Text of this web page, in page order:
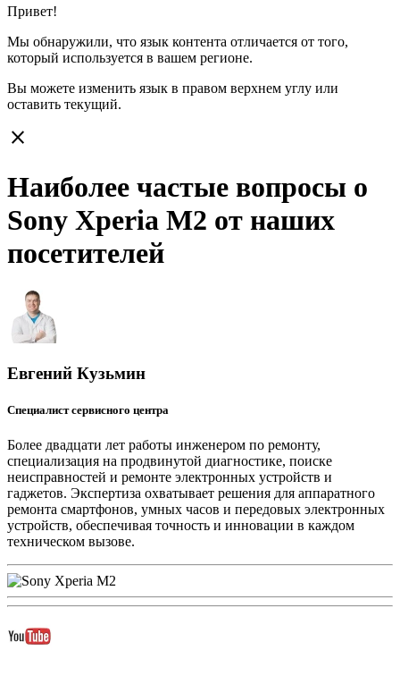
Привет!
Мы обнаружили, что язык контента отличается от того,
который используется в вашем регионе.
Вы можете изменить язык в правом верхнем углу или
оставить текущий.
close
Наиболее частые вопросы о
Sony Xperia M2 от наших
посетителей
Евгений Кузьмин
Специалист сервисного центра
Более двадцати лет работы инженером по ремонту,
специализация на продвинутой диагностике, поиске
неисправностей и ремонте электронных устройств и
гаджетов. Экспертиза охватывает решения для аппаратного
ремонта смартфонов, умных часов и передовых электронных
устройств, обеспечивая точность и инновации в каждом
техническом вызове.